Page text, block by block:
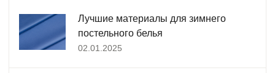
Лучшие материалы для зимнего
постельного белья
02.01.2025